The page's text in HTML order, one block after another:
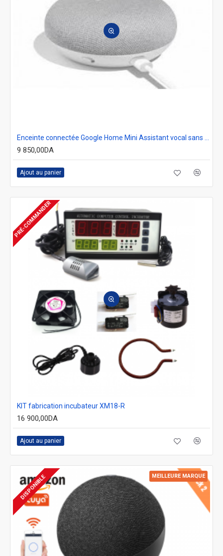
9 850,00DA
Ajout au panier
PRÉ-COMMANDER
KIT fabrication incubateur XM18-R
16 900,00DA
Ajout au panier
MEILLEURE MARQUE
DISPONIBLE